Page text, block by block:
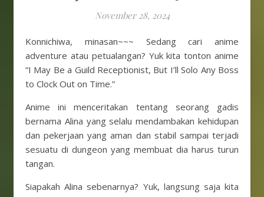
November 28, 2024
Konnichiwa, minasan~~~ Sedang cari anime
adventure atau petualangan? Yuk kita tonton anime
“I May Be a Guild Receptionist, But I’ll Solo Any Boss
to Clock Out on Time.”
Anime ini menceritakan tentang seorang gadis
bernama Alina yang selalu mendambakan kehidupan
dan pekerjaan yang aman dan stabil sampai terjadi
sesuatu di dungeon yang membuat dia harus turun
tangan.
Siapakah Alina sebenarnya? Yuk, langsung saja kita